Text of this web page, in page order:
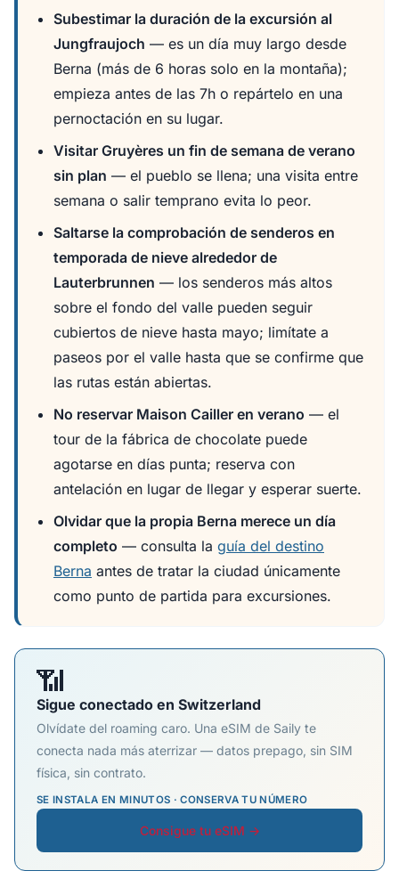
Subestimar la duración de la excursión al
Jungfraujoch — es un día muy largo desde
Berna (más de 6 horas solo en la montaña);
empieza antes de las 7h o repártelo en una
pernoctación en su lugar.
Visitar Gruyères un fin de semana de verano
sin plan — el pueblo se llena; una visita entre
semana o salir temprano evita lo peor.
Saltarse la comprobación de senderos en
temporada de nieve alrededor de
Lauterbrunnen — los senderos más altos
sobre el fondo del valle pueden seguir
cubiertos de nieve hasta mayo; limítate a
paseos por el valle hasta que se confirme que
las rutas están abiertas.
No reservar Maison Cailler en verano — el
tour de la fábrica de chocolate puede
agotarse en días punta; reserva con
antelación en lugar de llegar y esperar suerte.
Olvidar que la propia Berna merece un día
completo — consulta la guía del destino
Berna antes de tratar la ciudad únicamente
como punto de partida para excursiones.
📶
Sigue conectado en Switzerland
Olvídate del roaming caro. Una eSIM de Saily te
conecta nada más aterrizar — datos prepago, sin SIM
física, sin contrato.
SE INSTALA EN MINUTOS · CONSERVA TU NÚMERO
Consigue tu eSIM →